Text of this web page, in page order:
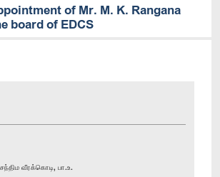
of Mr. M. K. Rangana
board of EDCS
வீரக்கொடி, பா.உ.